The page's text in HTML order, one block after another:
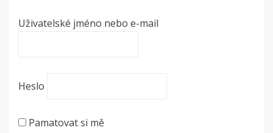
Uživatelské jméno nebo e-mail
Heslo
Pamatovat si mě